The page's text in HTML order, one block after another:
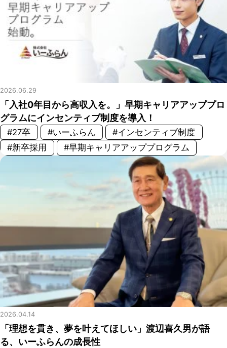
2026.06.29
「入社0年目から高収入を。」早期キャリアアッププロ
グラムにインセンティブ制度を導入！
#27卒 #いーふらん
#インセンティブ制度
#新卒採用
#早期キャリアアッププログラム
2026.04.14
「理想を貫き、夢を叶えてほしい」渡辺喜久男が語
る、いーふらんの成長性